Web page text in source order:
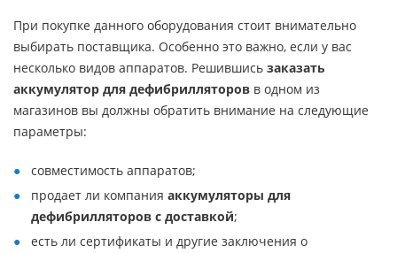
При покупке данного оборудования стоит внимательно
выбирать поставщика. Особенно это важно, если у вас
несколько видов аппаратов. Решившись заказать
аккумулятор для дефибрилляторов в одном из
магазинов вы должны обратить внимание на следующие
параметры:
совместимость аппаратов;
продает ли компания аккумуляторы для
дефибрилляторов с доставкой;
есть ли сертификаты и другие заключения о